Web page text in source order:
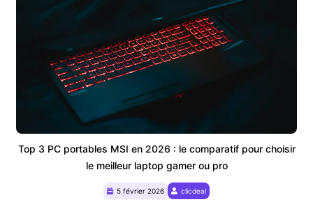
Top 3 PC portables MSI en 2026 : le comparatif pour choisir
le meilleur laptop gamer ou pro
5 février 2026 clicdeal